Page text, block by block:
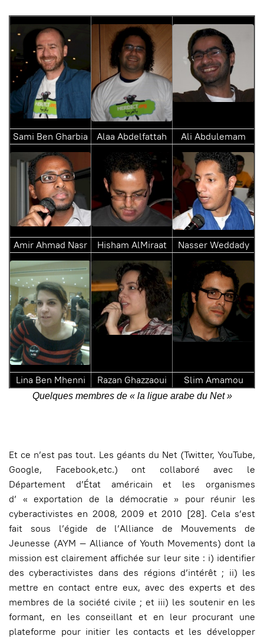
Sami Ben Gharbia Alaa Abdelfattah Ali Abdulemam
Amir Ahmad Nasr Hisham AlMiraat Nasser Weddady
Lina Ben Mhenni Razan Ghazzaoui Slim Amamou
Quelques membres de « la ligue arabe du Net»
Et ce n’est pas tout. Les géants du Net (Twitter, YouTube,
Google, Facebook,etc.) ont collaboré avec le
Département d’État américain et les organismes
d’ « exportation de la démocratie » pour réunir les
cyberactivistes en 2008, 2009 et 2010 [28]. Cela s’est
fait sous l’égide de l’Alliance de Mouvements de
Jeunesse (AYM — Alliance of Youth Movements) dont la
mission est clairement affichée sur leur site : i) identifier
des cyberactivistes dans des régions d’intérêt ; ii) les
mettre en contact entre eux, avec des experts et des
membres de la société civile ; et iii) les soutenir en les
formant, en les conseillant et en leur procurant une
plateforme pour initier les contacts et les développer